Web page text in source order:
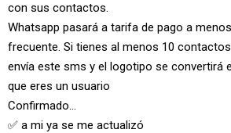
con sus contactos.
Whatsapp pasará a tarifa de pago a
frecuente. Si tienes al menos 10 contactos
envía este sms y el logotipo se convertirá
que eres un usuario
Confirmado...
✅ a mi ya se me actualizó